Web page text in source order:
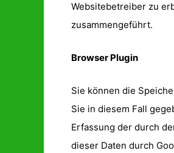
Websitebetreiber zu
zusammengeführt.
Browser Plugin
Sie können die
Sie in diesem Fall
Erfassung der durch
dieser Daten durch